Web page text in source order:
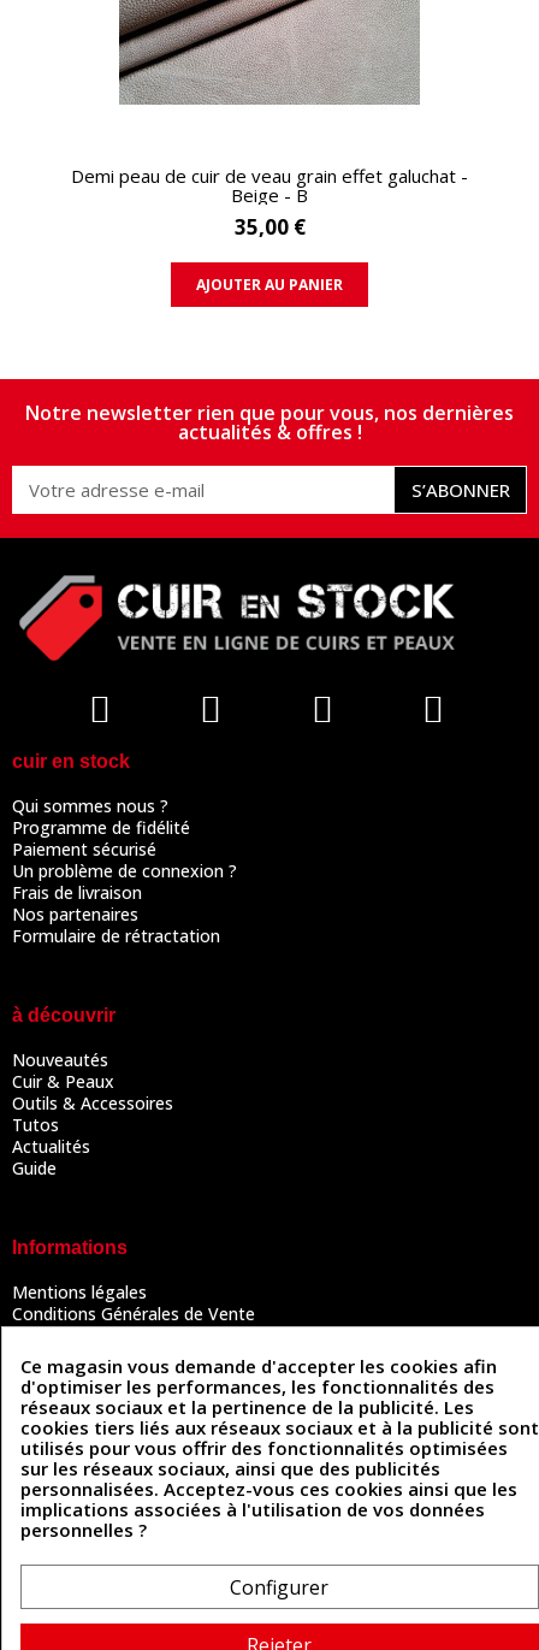
APERÇU RAPIDE
Demi peau de cuir de veau grain effet galuchat -
Beige - B
35,00 €
AJOUTER AU PANIER
Notre newsletter rien que pour vous, nos dernières
actualités & offres !
S’ABONNER
cuir en stock
Qui sommes nous ?
Programme de fidélité
Paiement sécurisé
Un problème de connexion ?
Frais de livraison
Nos partenaires
Formulaire de rétractation
à découvrir
Nouveautés
Cuir & Peaux
Outils & Accessoires
Tutos
Actualités
Guide
Informations
Mentions légales
Conditions Générales de Vente
Politique de confidentialité
Politique des cookies
Contactez-nous
Coordonnées
493 Chemin de Catougnac
81300 Graulhet
05 63 34 51 88
contact@cuirenstock.com
Cuirenstock © 2026 - Une création Quatrys 💙
Ce magasin vous demande d'accepter les cookies afin
d'optimiser les performances, les fonctionnalités des
réseaux sociaux et la pertinence de la publicité. Les
cookies tiers liés aux réseaux sociaux et à la publicité sont
utilisés pour vous offrir des fonctionnalités optimisées
sur les réseaux sociaux, ainsi que des publicités
personnalisées. Acceptez-vous ces cookies ainsi que les
implications associées à l'utilisation de vos données
personnelles ?
Configurer